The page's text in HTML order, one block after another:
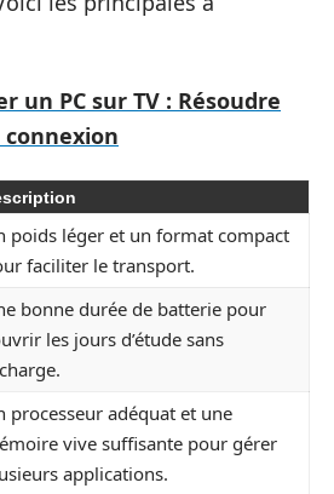
un PC sur TV : Résoudre
connexion
poids léger et un format compact
faciliter le transport.
bonne durée de batterie pour
les jours d’étude sans
processeur adéquat et une
vive suffisante pour gérer
applications.